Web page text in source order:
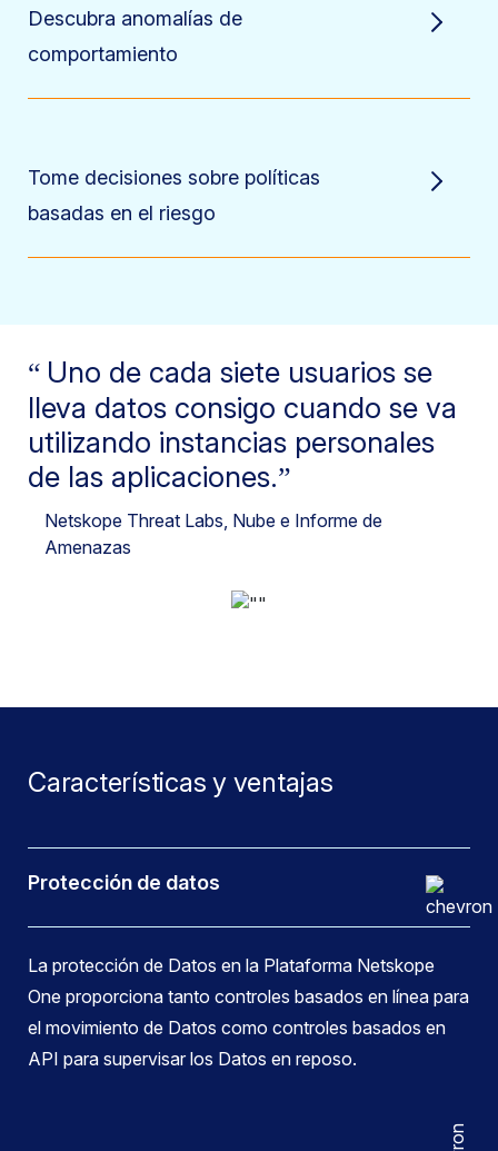
Descubra anomalías de
comportamiento
Tome decisiones sobre políticas
basadas en el riesgo
Uno de cada siete usuarios se
lleva datos consigo cuando se va
utilizando instancias personales
de las aplicaciones.
Netskope Threat Labs, Nube e Informe de
Amenazas
Características y ventajas
Protección de datos
La protección de Datos en la Plataforma Netskope
One proporciona tanto controles basados en línea para
el movimiento de Datos como controles basados en
API para supervisar los Datos en reposo.